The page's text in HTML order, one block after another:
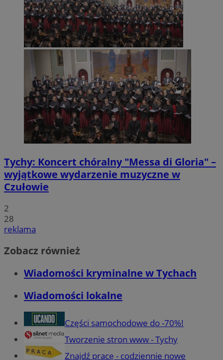
Tychy: Koncert chóralny "Messa di Gloria" –
wyjątkowe wydarzenie muzyczne w
Czułowie
2
28
reklama
Zobacz również
Wiadomości kryminalne w Tychach
Wiadomości lokalne
Części samochodowe do -70%!
Tworzenie stron www - Tychy
Znajdź pracę - codziennie nowe